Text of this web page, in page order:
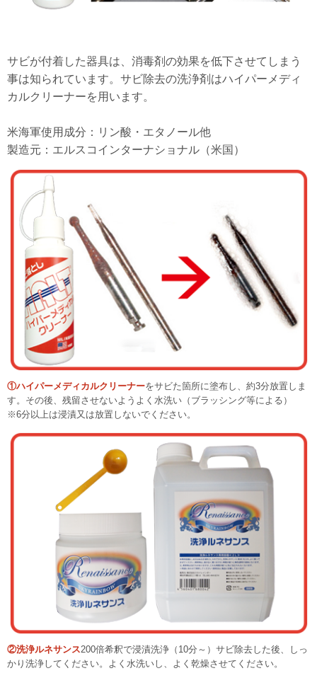
サビが付着した器具は、消毒剤の効果を低下させてしまう
事は知られています。 サビ除去の洗浄剤はハイパーメディ
カルクリーナーを用います。
米海軍使用成分：リン酸・エタノール他
製造元：エルスコインターナショナル（米国）
①ハイパーメディカルクリーナーをサビた箇所に塗布し、約3分放置しま
す。その後、残留させないようよく水洗い（ブラッシング等による）
※6分以上は浸漬又は放置しないでください。
②洗浄ルネサンス200倍希釈で浸漬洗浄（10分～）サビ除去した後、しっ
かり洗浄してください。よく水洗いし、よく乾燥させてください。